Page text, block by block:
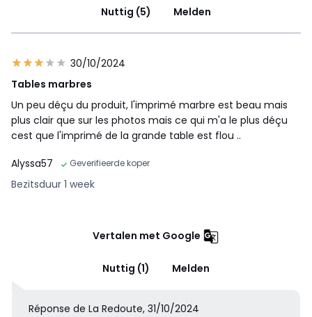
Nuttig (5) Melden
30/10/2024
Tables marbres
Un peu déçu du produit, l'imprimé marbre est beau mais
plus clair que sur les photos mais ce qui m'a le plus déçu
cest que l'imprimé de la grande table est flou ..
Alyssa57
Geverifieerde koper
Bezitsduur 1 week
Vertalen met Google
Nuttig (1) Melden
Réponse de La Redoute, 31/10/2024